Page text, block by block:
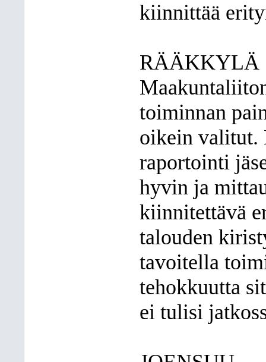
kiinnittää
RÄÄKKYLÄ
toiminnan
oikein valitut.
raportointi
hyvin ja
kiinnitettävä
talouden
tavoitella
tehokkuutta
ei tulisi